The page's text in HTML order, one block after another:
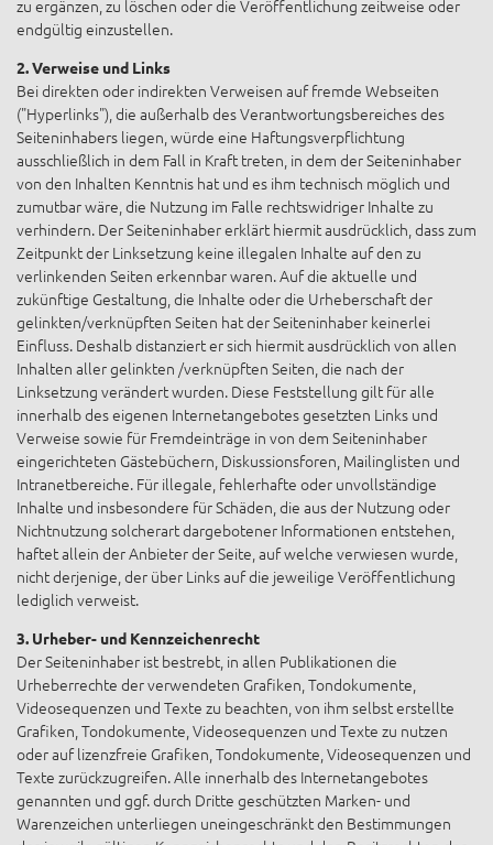
zu ergänzen, zu löschen oder die Veröffentlichung zeitweise oder
endgültig einzustellen.
2. Verweise und Links
Bei direkten oder indirekten Verweisen auf fremde Webseiten
("Hyperlinks"), die außerhalb des Verantwortungsbereiches des
Seiteninhabers liegen, würde eine Haftungsverpflichtung
ausschließlich in dem Fall in Kraft treten, in dem der Seiteninhaber
von den Inhalten Kenntnis hat und es ihm technisch möglich und
zumutbar wäre, die Nutzung im Falle rechtswidriger Inhalte zu
verhindern. Der Seiteninhaber erklärt hiermit ausdrücklich, dass zum
Zeitpunkt der Linksetzung keine illegalen Inhalte auf den zu
verlinkenden Seiten erkennbar waren. Auf die aktuelle und
zukünftige Gestaltung, die Inhalte oder die Urheberschaft der
gelinkten/verknüpften Seiten hat der Seiteninhaber keinerlei
Einfluss. Deshalb distanziert er sich hiermit ausdrücklich von allen
Inhalten aller gelinkten /verknüpften Seiten, die nach der
Linksetzung verändert wurden. Diese Feststellung gilt für alle
innerhalb des eigenen Internetangebotes gesetzten Links und
Verweise sowie für Fremdeinträge in von dem Seiteninhaber
eingerichteten Gästebüchern, Diskussionsforen, Mailinglisten und
Intranetbereiche. Für illegale, fehlerhafte oder unvollständige
Inhalte und insbesondere für Schäden, die aus der Nutzung oder
Nichtnutzung solcherart dargebotener Informationen entstehen,
haftet allein der Anbieter der Seite, auf welche verwiesen wurde,
nicht derjenige, der über Links auf die jeweilige Veröffentlichung
lediglich verweist.
3. Urheber- und Kennzeichenrecht
Der Seiteninhaber ist bestrebt, in allen Publikationen die
Urheberrechte der verwendeten Grafiken, Tondokumente,
Videosequenzen und Texte zu beachten, von ihm selbst erstellte
Grafiken, Tondokumente, Videosequenzen und Texte zu nutzen
oder auf lizenzfreie Grafiken, Tondokumente, Videosequenzen und
Texte zurückzugreifen. Alle innerhalb des Internetangebotes
genannten und ggf. durch Dritte geschützten Marken- und
Warenzeichen unterliegen uneingeschränkt den Bestimmungen